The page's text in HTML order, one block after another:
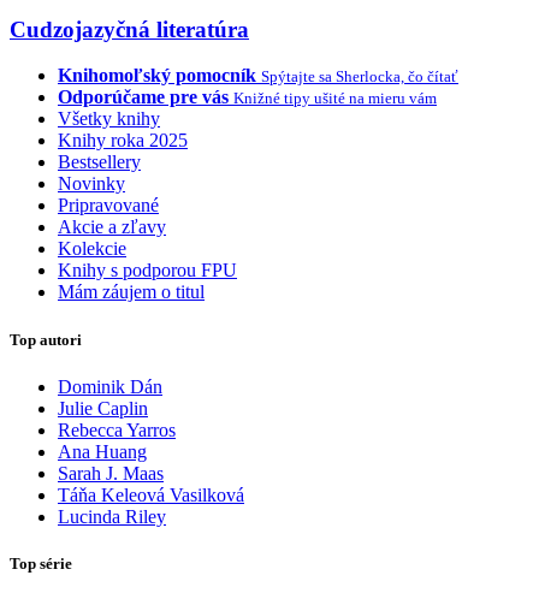
Cudzojazyčná literatúra
Knihomoľský pomocník Spýtajte sa Sherlocka, čo čítať
Odporúčame pre vás Knižné tipy ušité na mieru vám
Všetky knihy
Knihy roka 2025
Bestsellery
Novinky
Pripravované
Akcie a zľavy
Kolekcie
Knihy s podporou FPU
Mám záujem o titul
Top autori
Dominik Dán
Julie Caplin
Rebecca Yarros
Ana Huang
Sarah J. Maas
Táňa Keleová Vasilková
Lucinda Riley
Top série